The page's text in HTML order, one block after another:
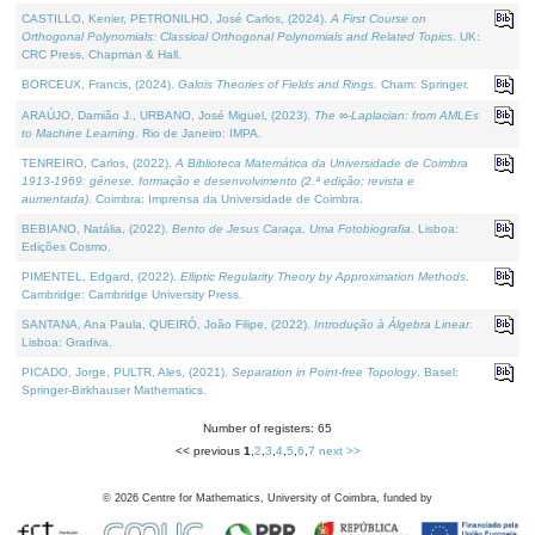
CASTILLO, Kenier, PETRONILHO, José Carlos, (2024). A First Course on
Orthogonal Polynomials: Classical Orthogonal Polynomials and Related Topics . UK:
CRC Press, Chapman & Hall.
BORCEUX, Francis, (2024). Galois Theories of Fields and Rings . Cham: Springer.
ARAÚJO, Damião J., URBANO, José Miguel, (2023). The ∞-Laplacian: from AMLEs
to Machine Learning . Rio de Janeiro: IMPA.
TENREIRO, Carlos, (2022). A Biblioteca Matemática da Universidade de Coimbra
1913-1969: génese, formação e desenvolvimento (2.ª edição; revista e
aumentada) . Coimbra: Imprensa da Universidade de Coimbra.
BEBIANO, Natália, (2022). Bento de Jesus Caraça, Uma Fotobiografia . Lisboa:
Edições Cosmo.
PIMENTEL, Edgard, (2022). Elliptic Regularity Theory by Approximation Methods
Cambridge: Cambridge University Press.
SANTANA, Ana Paula, QUEIRÓ, João Filipe, (2022). Introdução à Álgebra Linear.
Lisboa: Gradiva.
PICADO, Jorge, PULTR, Ales, (2021). Separation in Point-free Topology. Basel:
Springer-Birkhauser Mathematics.
Number of registers: 65
<< previous 1 2 3 4, 5 6 7 next >>
© 2026 Centre for Mathematics, University of Coimbra, funded by